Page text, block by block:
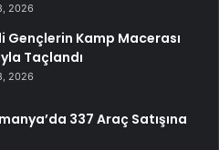
2026
Gençlerin Kamp Macerası
Taçlandı
2026
337 Araç Satışına